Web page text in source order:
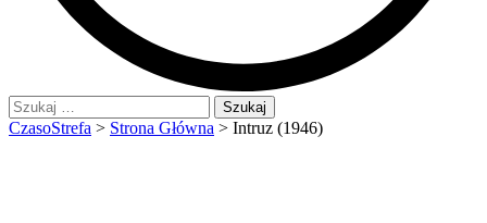
Szukaj:
CzasoStrefa > Strona Główna > Intruz (1946)